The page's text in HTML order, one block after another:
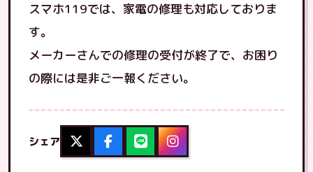
スマホ119では、家電の修理も対応しておりま
す。
メーカーさんでの修理の受付が終了で、お困り
の際には是非ご一報ください。
シェア